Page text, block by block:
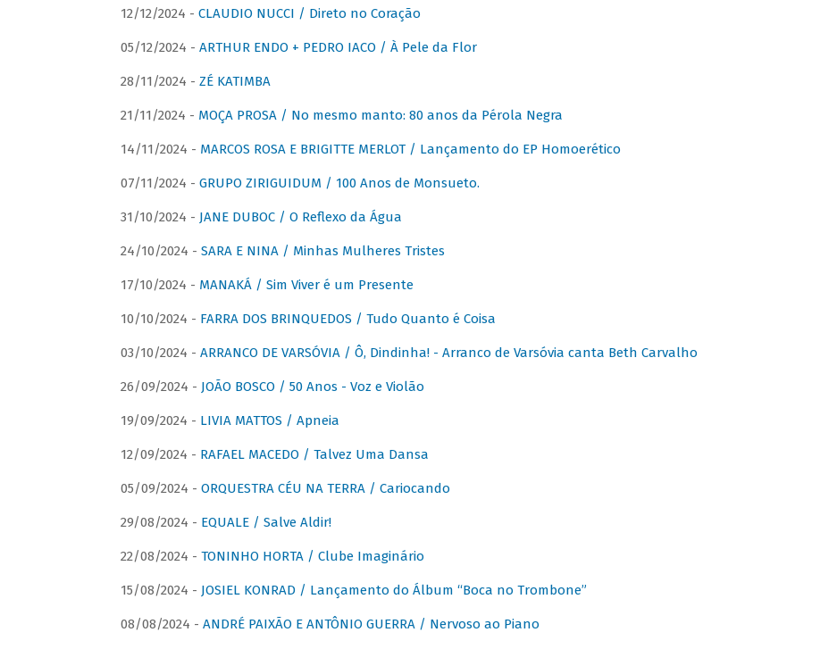
12/12/2024 - CLAUDIO NUCCI / Direto no Coração
05/12/2024 - ARTHUR ENDO + PEDRO IACO / À Pele da Flor
28/11/2024 - ZÉ KATIMBA
21/11/2024 - MOÇA PROSA / No mesmo manto: 80 anos da Pérola Negra
14/11/2024 - MARCOS ROSA E BRIGITTE MERLOT / Lançamento do EP Homoerético
07/11/2024 - GRUPO ZIRIGUIDUM / 100 Anos de Monsueto.
31/10/2024 - JANE DUBOC / O Reflexo da Água
24/10/2024 - SARA E NINA / Minhas Mulheres Tristes
17/10/2024 - MANAKÁ / Sim Viver é um Presente
10/10/2024 - FARRA DOS BRINQUEDOS / Tudo Quanto é Coisa
03/10/2024 - ARRANCO DE VARSÓVIA / Ô, Dindinha! - Arranco de Varsóvia canta Beth Carvalho
26/09/2024 - JOÃO BOSCO / 50 Anos - Voz e Violão
19/09/2024 - LIVIA MATTOS / Apneia
12/09/2024 - RAFAEL MACEDO / Talvez Uma Dansa
05/09/2024 - ORQUESTRA CÉU NA TERRA / Cariocando
29/08/2024 - EQUALE / Salve Aldir!
22/08/2024 - TONINHO HORTA / Clube Imaginário
15/08/2024 - JOSIEL KONRAD / Lançamento do Álbum “Boca no Trombone”
08/08/2024 - ANDRÉ PAIXÃO E ANTÔNIO GUERRA / Nervoso ao Piano